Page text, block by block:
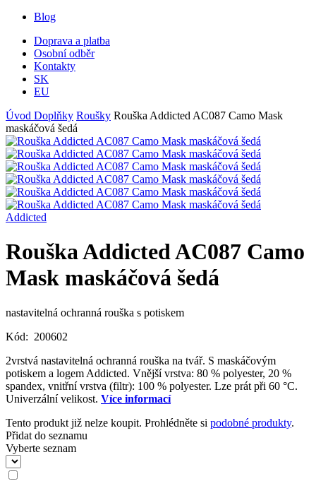
Blog
Doprava a platba
Osobní odběr
Kontakty
SK
EU
Úvod Doplňky Roušky Rouška Addicted AC087 Camo Mask
maskáčová šedá
Addicted
Rouška Addicted AC087 Camo
Mask maskáčová šedá
nastavitelná ochranná rouška s potiskem
Kód: 200602
2vrstvá nastavitelná ochranná rouška na tvář. S maskáčovým
potiskem a logem Addicted. Vnější vrstva: 80 % polyester, 20 %
spandex, vnitřní vrstva (filtr): 100 % polyester. Lze prát při 60 °C.
Univerzální velikost. Více informací
Tento produkt již nelze koupit. Prohlédněte si podobné produkty.
Přidat do seznamu
Vyberte seznam